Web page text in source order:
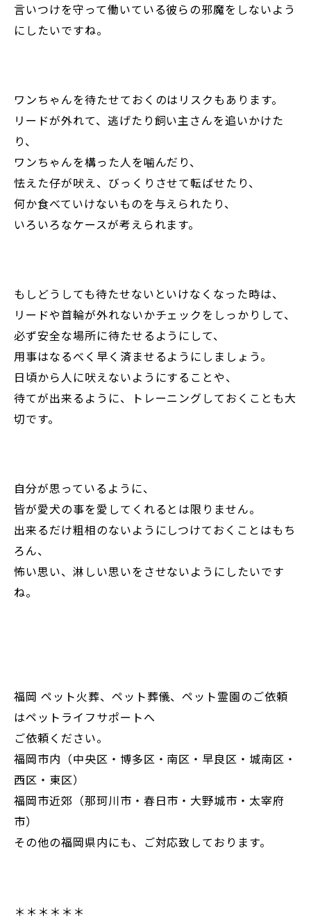
言いつけを守って働いている彼らの邪魔をしないよう
にしたいですね。
ワンちゃんを待たせておくのはリスクもあります。
リードが外れて、逃げたり飼い主さんを追いかけた
り、
ワンちゃんを構った人を噛んだり、
怯えた仔が吠え、びっくりさせて転ばせたり、
何か食べていけないものを与えられたり、
いろいろなケースが考えられます。
もしどうしても待たせないといけなくなった時は、
リードや首輪が外れないかチェックをしっかりして、
必ず安全な場所に待たせるようにして、
用事はなるべく早く済ませるようにしましょう。
日頃から人に吠えないようにすることや、
待てが出来るように、トレーニングしておくことも大
切です。
自分が思っているように、
皆が愛犬の事を愛してくれるとは限りません。
出来るだけ粗相のないようにしつけておくことはもち
ろん、
怖い思い、淋しい思いをさせないようにしたいです
ね。
福岡 ペット火葬、ペット葬儀、ペット霊園のご依頼
はペットライフサポートへ
ご依頼ください。
福岡市内（中央区・博多区・南区・早良区・城南区・
西区・東区）
福岡市近郊（那珂川市・春日市・大野城市・太宰府
市）
その他の福岡県内にも、ご対応致しております。
＊＊＊＊＊＊